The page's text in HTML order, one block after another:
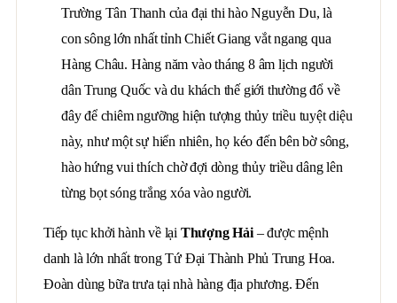
Trường Tân Thanh của đại thi hào Nguyễn Du, là
con sông lớn nhất tỉnh Chiết Giang vắt ngang qua
Hàng Châu. Hàng năm vào tháng 8 âm lịch người
dân Trung Quốc và du khách thế giới thường đổ về
đây để chiêm ngưỡng hiện tượng thủy triều tuyệt diệu
này, như một sự hiển nhiên, họ kéo đến bên bờ sông,
hào hứng vui thích chờ đợi dòng thủy triều dâng lên
từng bọt sóng trắng xóa vào người.
Tiếp tục khởi hành về lại Thượng Hải – được mệnh
danh là lớn nhất trong Tứ Đại Thành Phủ Trung Hoa.
Đoàn dùng bữa trưa tại nhà hàng địa phương. Đến